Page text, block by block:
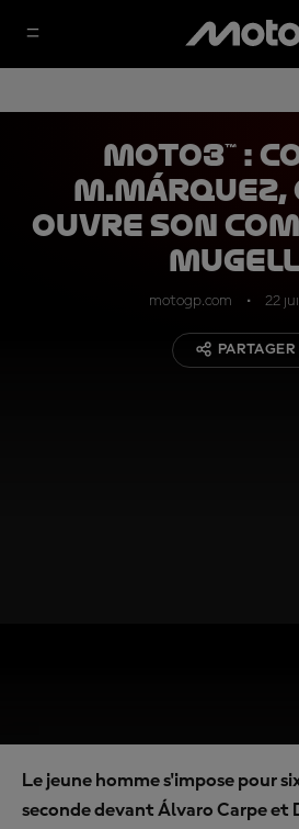
Moto3™ :
ouvre son
motogp.com 22
PARTAGER
Le jeune homme s'impose pour
seconde devant Álvaro Carpe et